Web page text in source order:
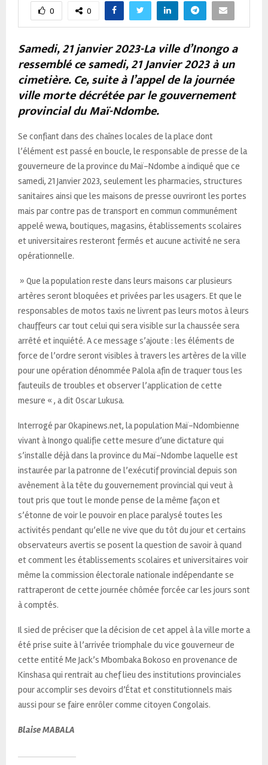
0 0
Samedi, 21 janvier 2023-La ville d’Inongo a
ressemblé ce samedi, 21 Janvier 2023 à un
cimetière. Ce, suite à l’appel de la journée
ville morte décrétée par le gouvernement
provincial du Maï-Ndombe.
Se confiant dans des chaînes locales de la place dont
l’élément est passé en boucle, le responsable de presse de la
gouverneure de la province du Maï-Ndombe a indiqué que ce
samedi, 21 Janvier 2023, seulement les pharmacies, structures
sanitaires ainsi que les maisons de presse ouvriront les portes
mais par contre pas de transport en commun communément
appelé wewa, boutiques, magasins, établissements scolaires
et universitaires resteront fermés et aucune activité ne sera
opérationnelle.
» Que la population reste dans leurs maisons car plusieurs
artères seront bloquées et privées par les usagers. Et que le
responsables de motos taxis ne livrent pas leurs motos à leurs
chauffeurs car tout celui qui sera visible sur la chaussée sera
arrêté et inquiété. A ce message s’ajoute : les éléments de
force de l’ordre seront visibles à travers les artères de la ville
pour une opération dénommée Palola afin de traquer tous les
fauteuils de troubles et observer l’application de cette
mesure « , a dit Oscar Lukusa.
Interrogé par Okapinews.net, la population Maï-Ndombienne
vivant à Inongo qualifie cette mesure d’une dictature qui
s’installe déjà dans la province du Maï-Ndombe laquelle est
instaurée par la patronne de l’exécutif provincial depuis son
avènement à la tête du gouvernement provincial qui veut à
tout pris que tout le monde pense de la même façon et
s’étonne de voir le pouvoir en place paralysé toutes les
activités pendant qu’elle ne vive que du tôt du jour et certains
observateurs avertis se posent la question de savoir à quand
et comment les établissements scolaires et universitaires voir
même la commission électorale nationale indépendante se
rattraperont de cette journée chômée forcée car les jours sont
à comptés.
Il sied de préciser que la décision de cet appel à la ville morte a
été prise suite à l’arrivée triomphale du vice gouverneur de
cette entité Me Jack’s Mbombaka Bokoso en provenance de
Kinshasa qui rentrait au chef lieu des institutions provinciales
pour accomplir ses devoirs d’État et constitutionnels mais
aussi pour se faire enrôler comme citoyen Congolais.
Blaise MABALA